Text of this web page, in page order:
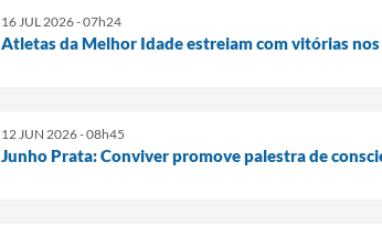
16 JUL 2026 - 07h24
Atletas da Melhor Idade estreiam com vitórias
12 JUN 2026 - 08h45
Junho Prata: Conviver promove palestra de